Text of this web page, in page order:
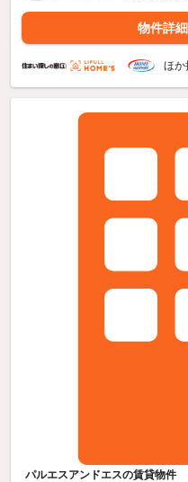
物件詳
ほか
パルエスアンドエスの賃貸物件